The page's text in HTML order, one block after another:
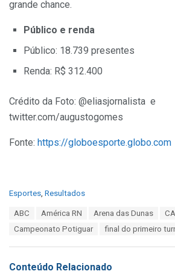
grande chance.
Público e renda
Público: 18.739 presentes
Renda: R$ 312.400
Crédito da Foto: @eliasjornalista e
twitter.com/augustogomes
Fonte: https://globoesporte.globo.com
C
i
Esportes Resultados
ABC América RN Arena das Dunas
Campeonato Potiguar
final do primeiro
Conteúdo Relacionado